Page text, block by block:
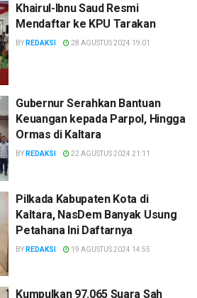
Khairul-Ibnu Saud Resmi
Mendaftar ke KPU Tarakan
BY REDAKSI 28 AGUSTUS 2024 19:01
Gubernur Serahkan Bantuan
Keuangan kepada Parpol, Hingga
Ormas di Kaltara
BY REDAKSI 22 AGUSTUS 2024 21:11
Pilkada Kabupaten Kota di
Kaltara, NasDem Banyak Usung
Petahana Ini Daftarnya
BY REDAKSI 19 AGUSTUS 2024 14:55
Kumpulkan 97.065 Suara Sah